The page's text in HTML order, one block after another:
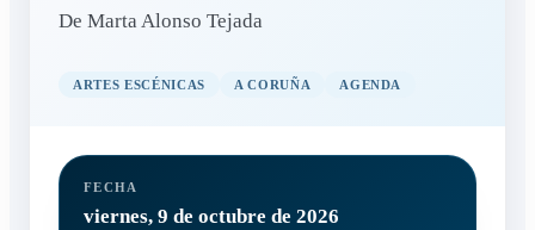
De Marta Alonso Tejada
ARTES ESCÉNICAS A CORUÑA AGENDA
FECHA
viernes, 9 de octubre de 2026